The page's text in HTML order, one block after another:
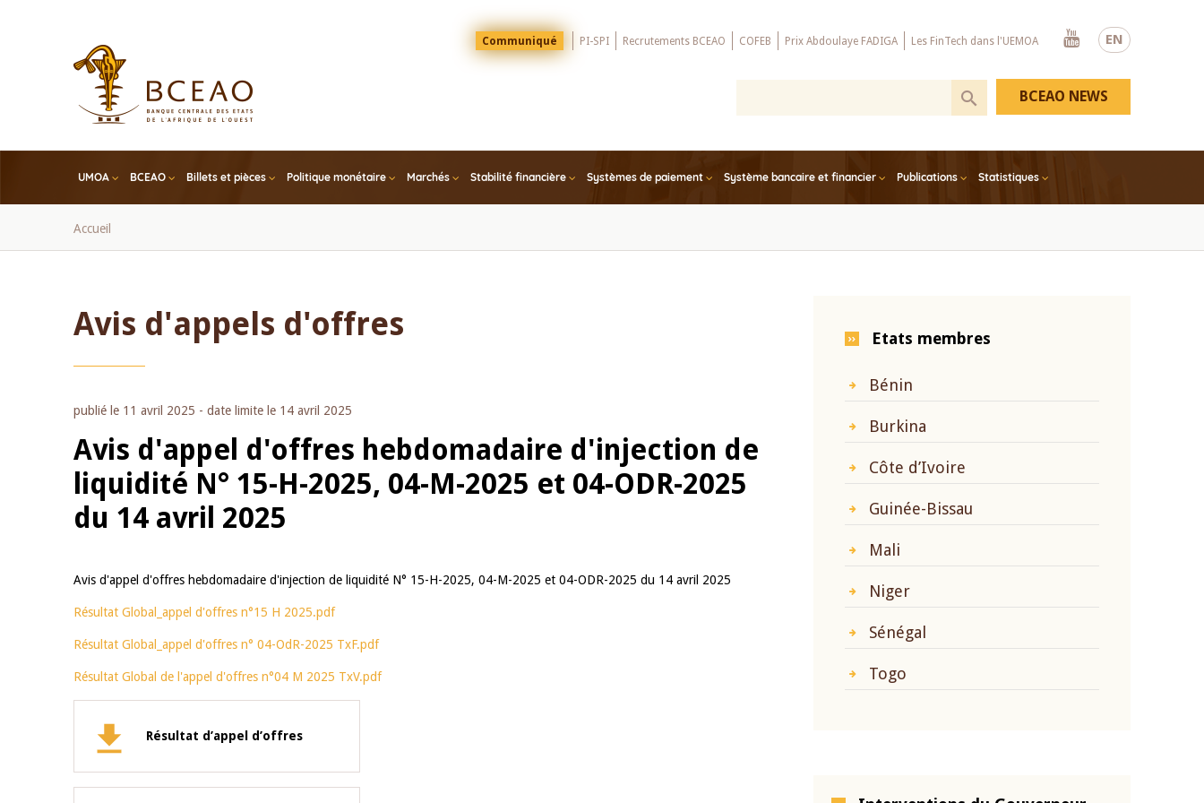
EN
Menu
Top
Communiqué PI-SPI Recrutements BCEAO COFEB Prix Abdoulaye FADIGA Les FinTech dans l'UEMOA
Youtube
UMOA BCEAO Billets et pièces Politique monétaire Marchés Stabilité financière Systèmes de paiement Système bancaire et financier Publications Statistiques
BCEAO NEWS
Fil
Accueil
Avis d'appels d'offres
publié le 11 avril 2025 - date limite le 14 avril 2025
Avis d'appel d'offres hebdomadaire d'injection de
liquidité N° 15-H-2025, 04-M-2025 et 04-ODR-2025
du 14 avril 2025
Avis d'appel d'offres hebdomadaire d'injection de liquidité N° 15-H-2025, 04-M-2025 et 04-ODR-2025 du 14 avril 2025
Résultat Global_appel d'offres n°15 H 2025.pdf
Résultat Global_appel d'offres n° 04-OdR-2025 TxF.pdf
Résultat Global de l'appel d'offres n°04 M 2025 TxV.pdf
Résultat d’appel d’offres
Etats membres
Bénin
Burkina
Côte d’Ivoire
Guinée-Bissau
Mali
Niger
Sénégal
Togo